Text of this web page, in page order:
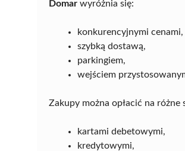
Domar wyróżnia się:
konkurencyjnymi cenami,
szybką dostawą,
parkingiem,
wejściem
Zakupy można opłacić na różne
kartami debetowymi,
kredytowymi,